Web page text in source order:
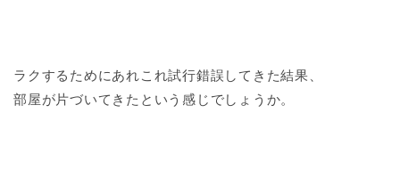
ラクするためにあれこれ試行錯誤してきた結果、
部屋が片づいてきたという感じでしょうか。